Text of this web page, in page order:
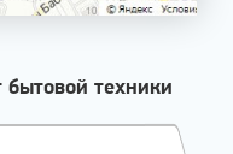
техники